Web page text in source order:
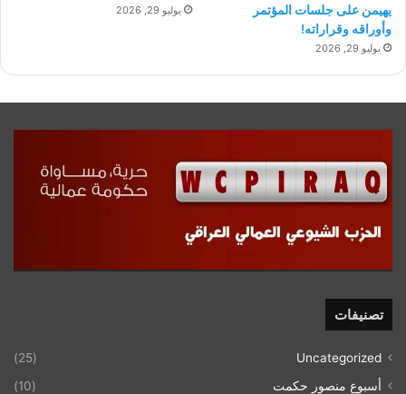
يهيمن على جلسات المؤتمر
وأوراقه وقراراته!
يوليو 29, 2026
يوليو 29, 2026
تصنيفات
Uncategorized
(25)
أسبوع منصور حكمت
(10)